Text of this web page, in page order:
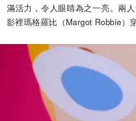
滿活力，令人眼睛為之一亮。兩
影裡瑪格羅比（Margot Robbie）